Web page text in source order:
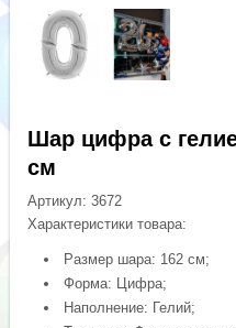
Шар цифра с
см
Артикул:3672
Характеристики товара:
Размер шара: 162 см;
Форма: Цифра;
Наполнение: Гелий;